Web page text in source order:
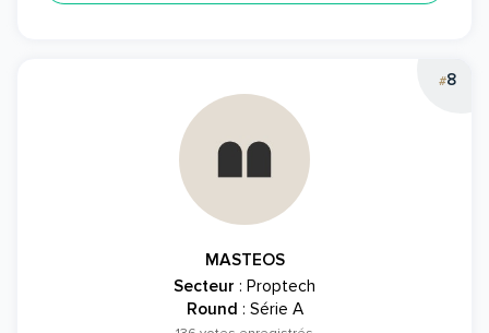
#8
MASTEOS
Secteur : Proptech
Round : Série A